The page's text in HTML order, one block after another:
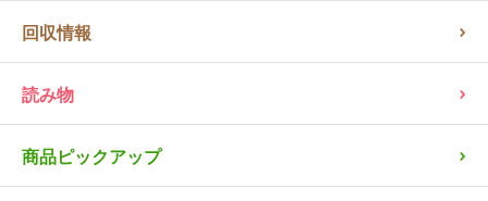
回収情報
読み物
商品ピックアップ